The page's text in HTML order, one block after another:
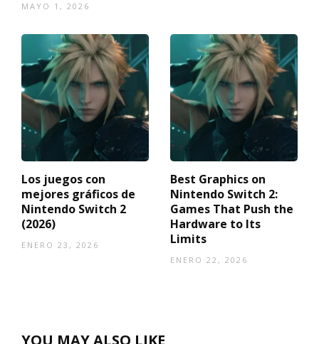
MAYO 1, 2026
Los juegos con
mejores gráficos de
Nintendo Switch 2
(2026)
ENERO 23, 2026
Best Graphics on
Nintendo Switch 2:
Games That Push the
Hardware to Its
Limits
ENERO 22, 2026